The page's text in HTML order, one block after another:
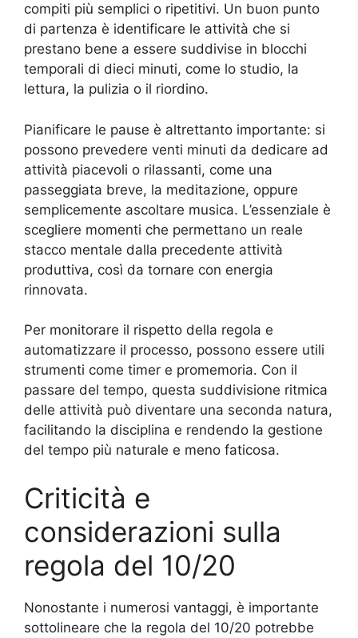
compiti più semplici o ripetitivi. Un buon punto
di partenza è identificare le attività che si
prestano bene a essere suddivise in blocchi
temporali di dieci minuti, come lo studio, la
lettura, la pulizia o il riordino.
Pianificare le pause è altrettanto importante: si
possono prevedere venti minuti da dedicare ad
attività piacevoli o rilassanti, come una
passeggiata breve, la meditazione, oppure
semplicemente ascoltare musica. L’essenziale è
scegliere momenti che permettano un reale
stacco mentale dalla precedente attività
produttiva, così da tornare con energia
rinnovata.
Per monitorare il rispetto della regola e
automatizzare il processo, possono essere utili
strumenti come timer e promemoria. Con il
passare del tempo, questa suddivisione ritmica
delle attività può diventare una seconda natura,
facilitando la disciplina e rendendo la gestione
del tempo più naturale e meno faticosa.
Criticità e
considerazioni sulla
regola del 10/20
Nonostante i numerosi vantaggi, è importante
sottolineare che la regola del 10/20 potrebbe